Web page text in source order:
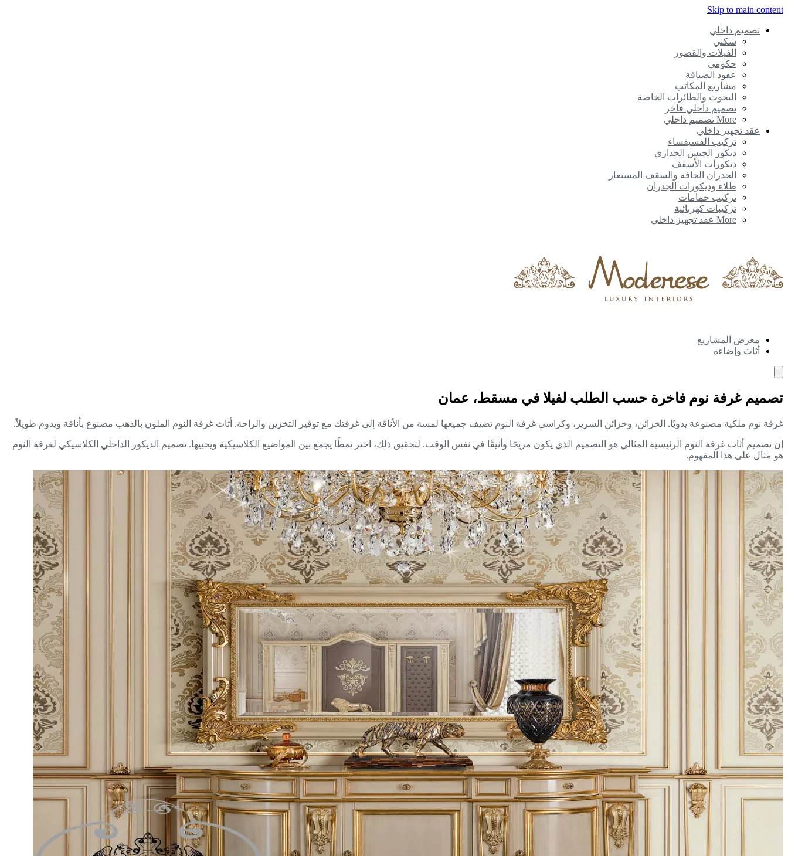
Skip to main content
تصميم داخلي
سكني
الفيلات والقصور
حكومي
عقود الضيافة
مشاريع المكاتب
اليخوت والطائرات الخاصة
تصميم داخلي فاخر
More تصميم داخلي
عقد تجهيز داخلي
تركيب الفسيفساء
ديكور الجبس الجداري
ديكورات الأسقف
الجدران الجافة والسقف المستعار
طلاء وديكورات الجدران
تركيب حمامات
تركيبات كهربائية
More عقد تجهيز داخلي
معرض المشاريع
أثاث وإضاءة
تصميم غرفة نوم فاخرة حسب الطلب لفيلا في مسقط، عمان
غرفة نوم ملكية مصنوعة يدويًا. الخزائن، وخزائن السرير، وكراسي غرفة النوم تضيف جميعها لمسة من الأناقة إلى غرفتك مع توفير التخزين والراحة. أثاث غرفة النوم الملون بالذهب مصنوع بأناقة ويدوم طويلاً.
إن تصميم أثاث غرفة النوم الرئيسية المثالي هو التصميم الذي يكون مريحًا وأنيقًا في نفس الوقت. لتحقيق ذلك، اختر نمطًا يجمع بين المواضيع الكلاسيكية ويحييها. تصميم الديكور الداخلي الكلاسيكي لغرفة النوم
هو مثال على هذا المفهوم.